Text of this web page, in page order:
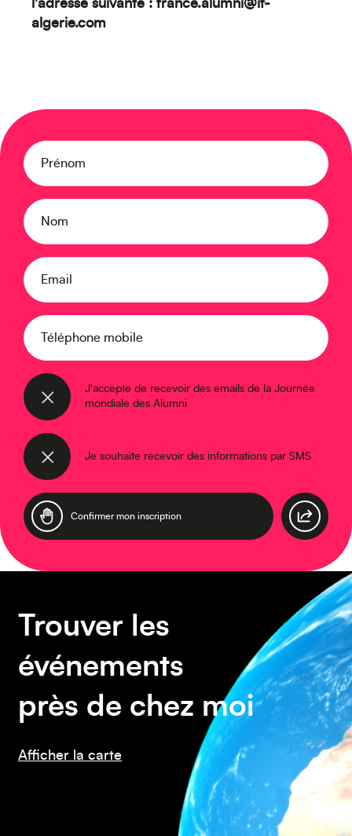
l'adresse suivante : france.alumni@if-
algerie.com
Prénom
Nom
Email
Téléphone mobile
J'accepte de recevoir des emails de la Journée
mondiale des Alumni
Je souhaite recevoir des informations par SMS
Trouver les
événements
près de chez moi
Afficher la carte
Asie
Caraïbes
Europe
Moyen-Orient
Océanie
Créez votre événement